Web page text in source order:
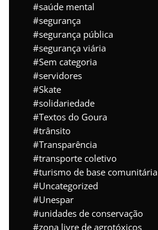
saúde mental
segurança
segurança pública
segurança viária
Sem categoria
servidores
Skate
solidariedade
Textos do Goura
trânsito
Transparência
transporte coletivo
turismo de base comunitária
Uncategorized
Unespar
unidades de conservação
zona livre de agrotóxicos